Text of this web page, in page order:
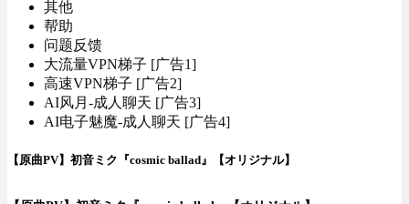
其他
帮助
问题反馈
大流量VPN梯子 [广告1]
高速VPN梯子 [广告2]
AI风月-成人聊天 [广告3]
AI电子魅魔-成人聊天 [广告4]
【原曲PV】初音ミク『cosmic ballad』【オリジナル】